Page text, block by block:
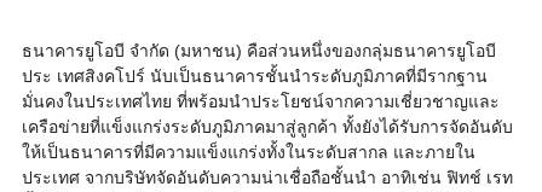
ธนาคารยูโอบี จำกัด (มหาชน) คือส่วนหนึ่งของกลุ่มธนาคารยูโอบี
ประ เทศสิงคโปร์ นับเป็นธนาคารชั้นนำระดับภูมิภาคที่มีรากฐาน
มั่นคงในประเทศไทย ที่พร้อมนำประโยชน์จากความเชี่ยวชาญและ
เครือข่ายที่แข็งแกร่งระดับภูมิภาคมาสู่ลูกค้า ทั้งยังได้รับการจัดอันดับ
ให้เป็นธนาคารที่มีความแข็งแกร่งทั้งในระดับสากล และภายใน
ประเทศ จากบริษัทจัดอันดับความน่าเชื่อถือชั้นนำ อาทิเช่น ฟิทช์ เรท